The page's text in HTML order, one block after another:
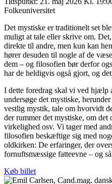
Folkeuniversitet
Det mystiske er traditionelt set
muligt at tale eller skrive om.
direkte til andre, men kun kan
hører desuden til nogle af de
dem – og filosofien bør derfor
har de heldigvis også gjort, og
I dette foredrag skal vi ved
undersøge det mystiske,
vestlig mystik, tale om hvorvidt
der rummer det mystiske, om
virkelighed osv. Vi tager med
filosofien beskæftige sig med
oldkirken: De erfaringer, der
fornuftsmæssige fatteevne – og
Køb billet